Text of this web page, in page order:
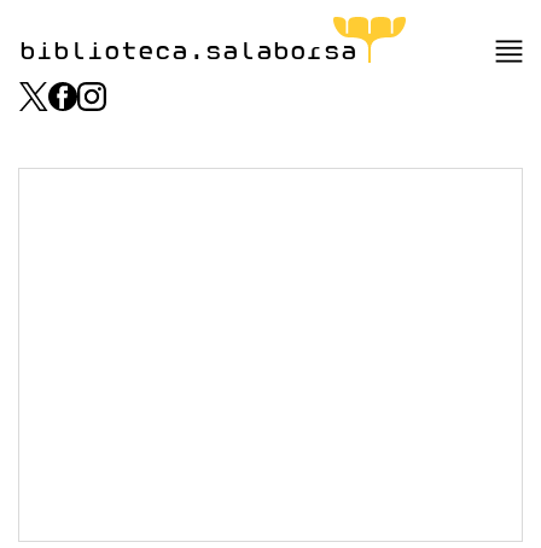
biblioteca.salaborsa